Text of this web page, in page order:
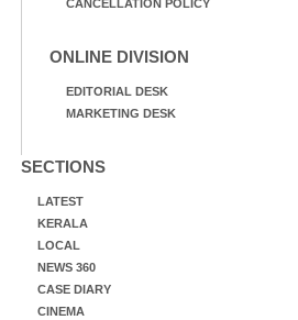
CANCELLATION POLICY
ONLINE DIVISION
EDITORIAL DESK
MARKETING DESK
SECTIONS
LATEST
KERALA
LOCAL
NEWS 360
CASE DIARY
CINEMA